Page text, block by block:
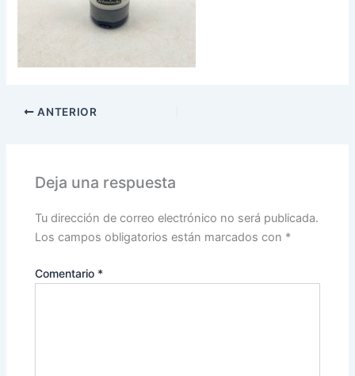
ANTERIOR
Deja una respuesta
Tu dirección de correo electrónico no será publicada.
Los campos obligatorios están marcados con *
Comentario *